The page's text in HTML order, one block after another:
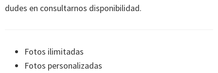
dudes en consultarnos disponibilidad.
Fotos ilimitadas
Fotos personalizadas